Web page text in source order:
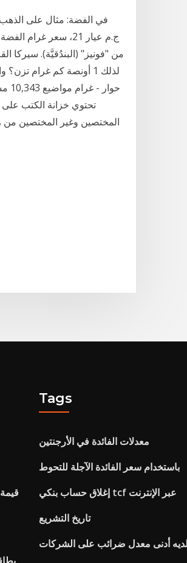
لذلك 1 أونصة كم غرام
تحتوي خزانة الكتب على
المختصين وغير المختصين من
Tags
معدلات الفائدة في الأرجنتين
باستخدام سعر الفائدة الآجلة للتحوط
إغلاق حساب بنكي tcf عبر الإنترنت
تاريخ التشريع
أدنى معدل ضرائب على الشركات